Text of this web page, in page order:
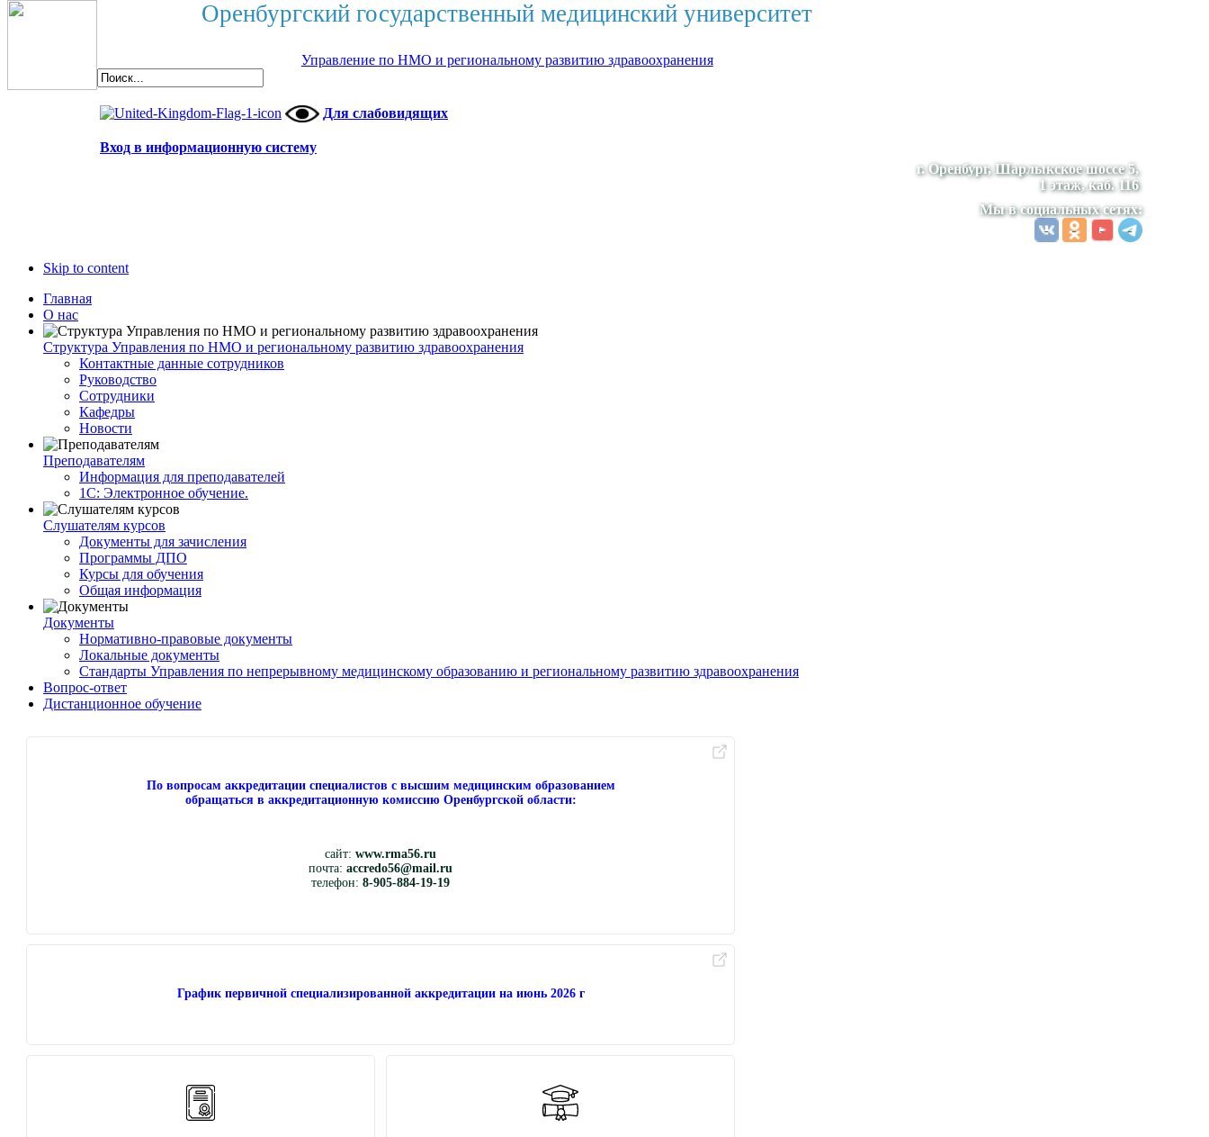
Оренбургский государственный медицинский университет
Управление по НМО и региональному развитию здравоохранения
Для слабовидящих
Вход в информационную систему
г. Оренбург, Шарлыкское шоссе 5,
1 этаж, каб. 116
Мы в социальных сетях:
Skip to content
Главная
О нас
Структура Управления по НМО и региональному развитию здравоохранения
Контактные данные сотрудников
Руководство
Сотрудники
Кафедры
Новости
Преподавателям
Информация для преподавателей
1С: Электронное обучение.
Слушателям курсов
Документы для зачисления
Программы ДПО
Курсы для обучения
Общая информация
Документы
Нормативно-правовые документы
Локальные документы
Стандарты Управления по непрерывному медицинскому образованию и региональному развитию здравоохранения
Вопрос-ответ
Дистанционное обучение
По вопросам аккредитации специалистов с высшим медицинским образованием
обращаться в аккредитационную комиссию Оренбургской области:
сайт:www.rma56.ru
почта:accredo56@mail.ru
телефон:8-905-884-19-19
График первичной специализированной аккредитации на июнь 2026 г